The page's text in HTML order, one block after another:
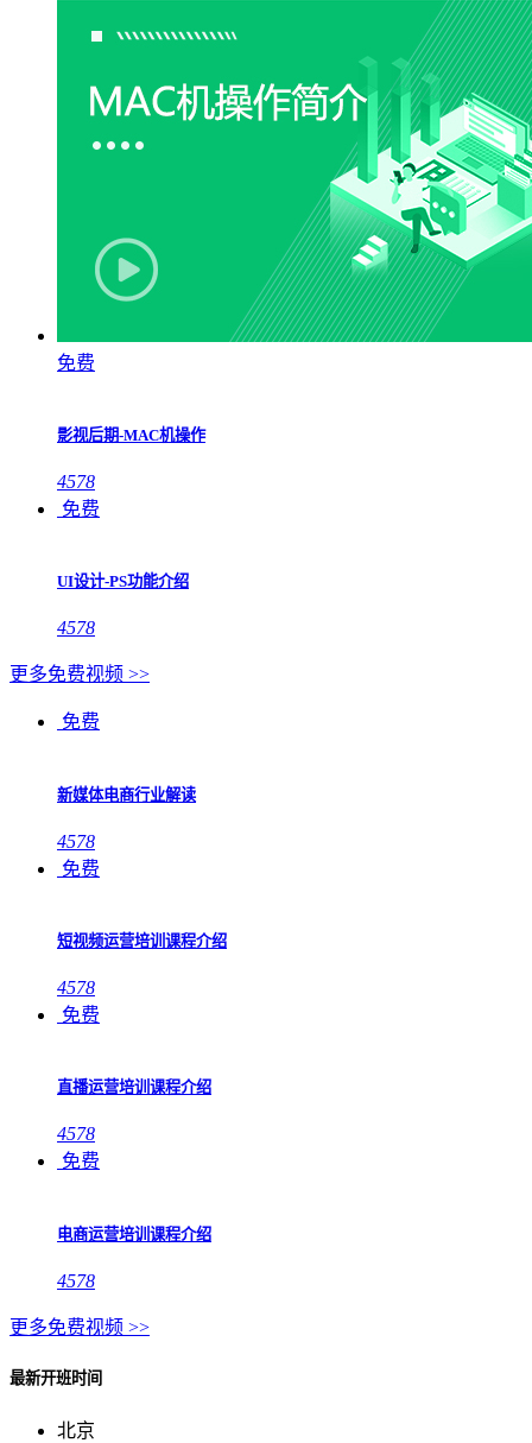
免费
影视后期-MAC机操作
4578
免费
UI设计-PS功能介绍
4578
更多免费视频 >>
免费
新媒体电商行业解读
4578
免费
短视频运营培训课程介绍
4578
免费
直播运营培训课程介绍
4578
免费
电商运营培训课程介绍
4578
更多免费视频 >>
最新开班时间
北京